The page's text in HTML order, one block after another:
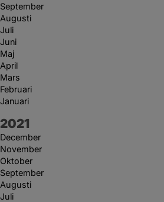
September
Augusti
Juli
Juni
Maj
April
Mars
Februari
Januari
År:
2021
December
November
Oktober
September
Augusti
Juli